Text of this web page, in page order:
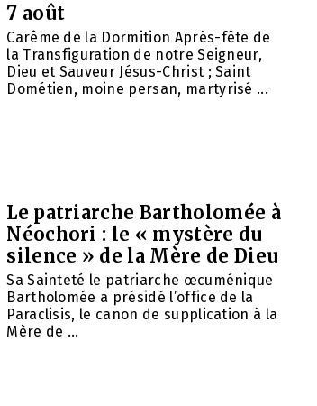
7 août
Carême de la Dormition Après-fête de
la Transfiguration de notre Seigneur,
Dieu et Sauveur Jésus-Christ ; Saint
Dométien, moine persan, martyrisé ...
Le patriarche Bartholomée à
Néochori : le « mystère du
silence » de la Mère de Dieu
Sa Sainteté le patriarche œcuménique
Bartholomée a présidé l’office de la
Paraclisis, le canon de supplication à la
Mère de ...